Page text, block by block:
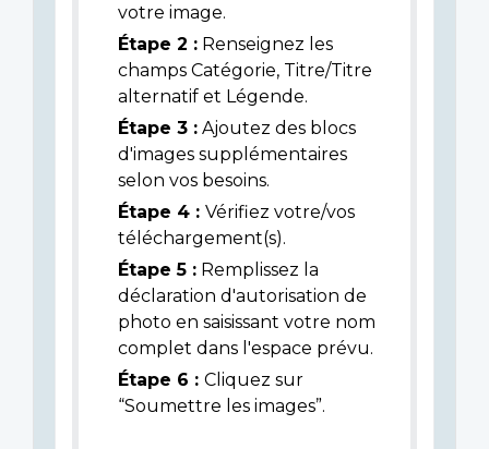
votre image.
Étape 2 : Renseignez les
champs Catégorie, Titre/Titre
alternatif et Légende.
Étape 3 : Ajoutez des blocs
d'images supplémentaires
selon vos besoins.
Étape 4 : Vérifiez votre/vos
téléchargement(s).
Étape 5 : Remplissez la
déclaration d'autorisation de
photo en saisissant votre nom
complet dans l'espace prévu.
Étape 6 : Cliquez sur
“Soumettre les images”.